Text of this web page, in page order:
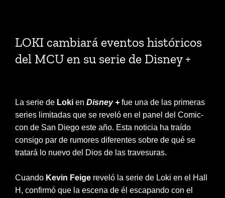
Larger
LOKI cambiará eventos históricos
del MCU en su serie de Disney +
La serie de Loki en Disney + fue una de las primeras
series limitadas que se reveló en el panel del Comic-
con de San Diego este año. Esta noticia ha traído
consigo par de rumores diferentes sobre de qué se
tratará lo nuevo del Dios de las travesuras.
Cuando Kevin Feige reveló la serie de Loki en el Hall
H, confirmó que la escena de él escapando con el